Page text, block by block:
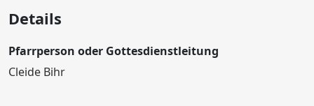
Details
Pfarrperson oder Gottesdienstleitung
Cleide Bihr